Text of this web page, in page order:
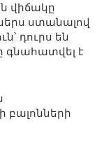
վիճակը
ստանալով
դուրս են
գնահատվել է
բալոնների